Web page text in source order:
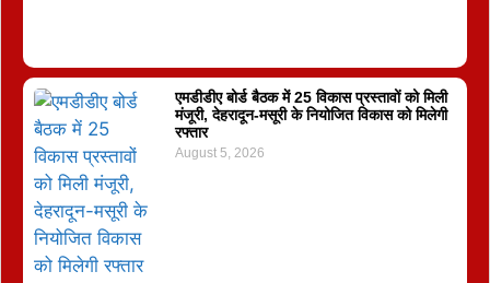
एमडीडीए बोर्ड बैठक में 25 विकास प्रस्तावों को मिली
मंजूरी, देहरादून-मसूरी के नियोजित विकास को मिलेगी
रफ्तार
August 5, 2026